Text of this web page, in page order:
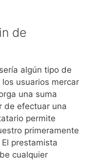
de
algún tipo de
usuarios mercar
una suma
de efectuar una
permite
primeramente
prestamista
cualquier